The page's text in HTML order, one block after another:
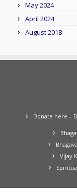
May 2024
April 2024
August 2018
Donate here –
Vijay